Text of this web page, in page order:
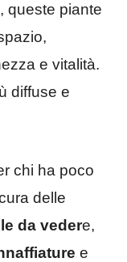
queste piante
e vitalità.
diffuse e
chi ha poco
delle
da vedere,
e